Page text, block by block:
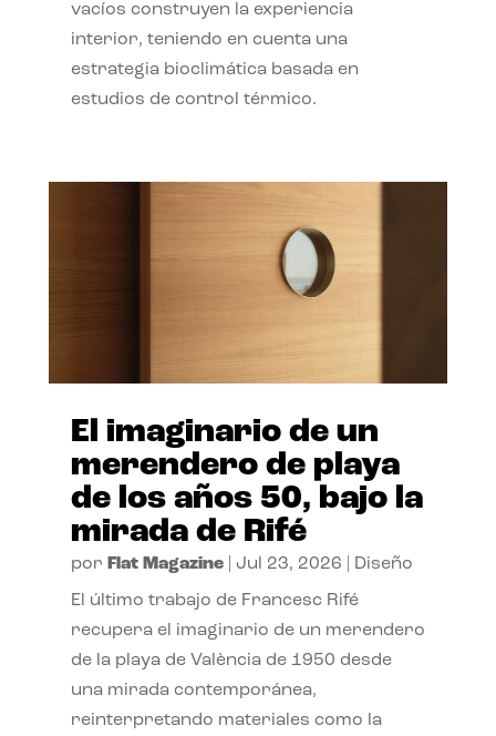
vacíos construyen la experiencia
interior, teniendo en cuenta una
estrategia bioclimática basada en
estudios de control térmico.
El imaginario de un
merendero de playa
de los años 50, bajo la
mirada de Rifé
por Flat Magazine| Jul 23, 2026 Diseño
El último trabajo de Francesc Rifé
recupera el imaginario de un merendero
de la playa de València de 1950 desde
una mirada contemporánea,
reinterpretando materiales como la